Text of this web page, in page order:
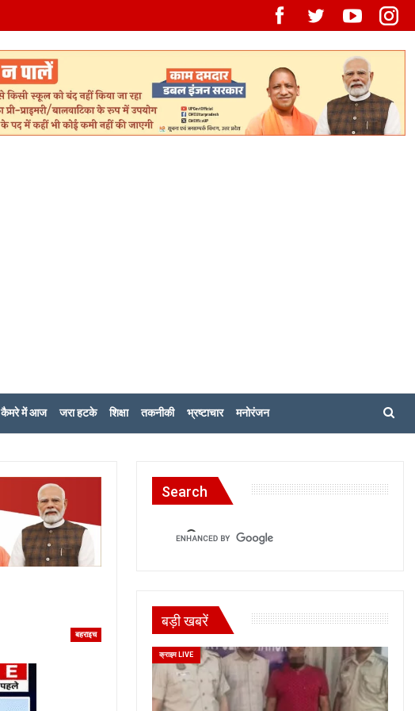
कैमरे में आज जरा हटके शिक्षा तकनीकी भ्रष्टाचार मनोरंजन
बहराइच
Search
बड़ी खबरें
क्राइम LIVE